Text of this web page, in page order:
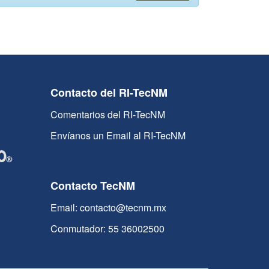
Contacto del RI-TecNM
Comentarios del RI-TecNM
Envíanos un Email al RI-TecNM
Contacto TecNM
Email: contacto@tecnm.mx
Conmutador: 55 36002500